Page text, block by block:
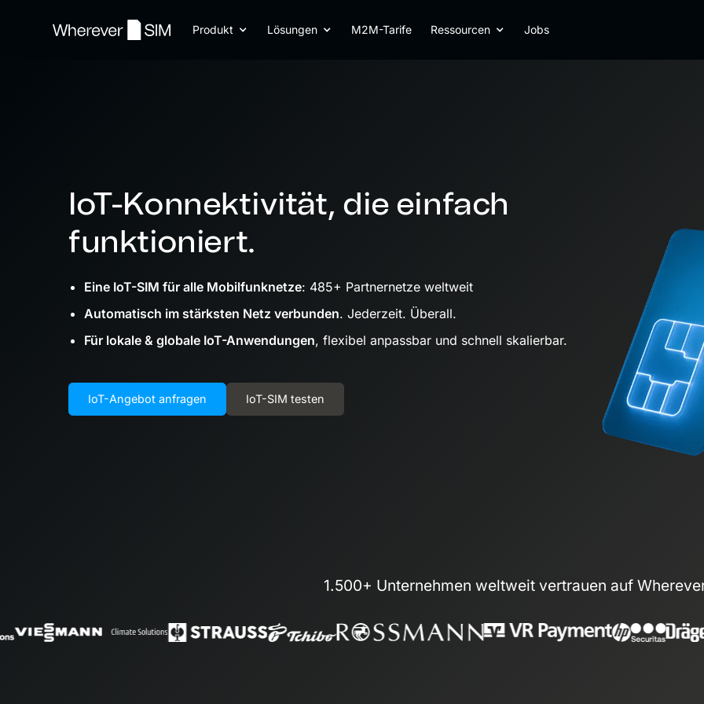
Produkt Lösungen M2M-Tarife Ressourcen Jobs
IoT-Konnektivität, die einfach
funktioniert.
Eine IoT-SIM für alle Mobilfunknetze: 485+ Partnernetze weltweit
Automatisch im stärksten Netz verbunden. Jederzeit. Überall.
Für lokale & globale IoT-Anwendungen, flexibel anpassbar und schnell skalierbar.
IoT-Angebot anfragen IoT-SIM testen
1.500+ Unternehmen weltweit vertrauen auf